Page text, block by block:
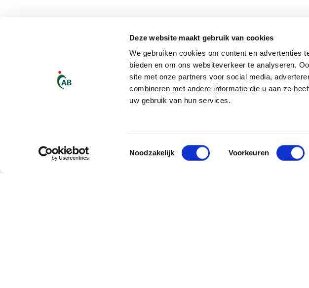
Deze website maakt gebruik van cookies
We gebruiken cookies om content en advertenties
bieden en om ons websiteverkeer te analyseren.
site met onze partners voor social media,
combineren met andere informatie die u aan ze
uw gebruik van hun services.
Toestemmingsselectie
Noodzakelijk Voorkeuren